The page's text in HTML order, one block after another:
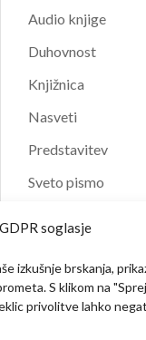
GDPR soglasje
izkušnje brskanja,
S klikom na
privolitve lahko
Audio knjige
Duhovnost
Knjižnica
Nasveti
Predstavitev
Sveto pismo